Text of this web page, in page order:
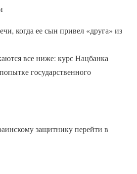
когда ее сын привел «друга» из
все ниже: курс Нацбанка
государственного
защитнику перейти в